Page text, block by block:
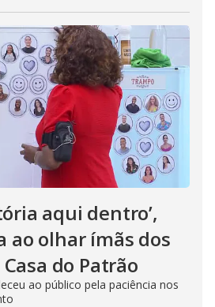
aqui dentro’,
ao olhar ímãs dos
do Patrão
ao público pela paciência nos